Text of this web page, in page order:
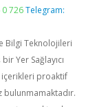
726 Telegram:
Bilgi Teknolojileri
Yer Sağlayıcı
içerikleri proaktif
bulunmamaktadır.